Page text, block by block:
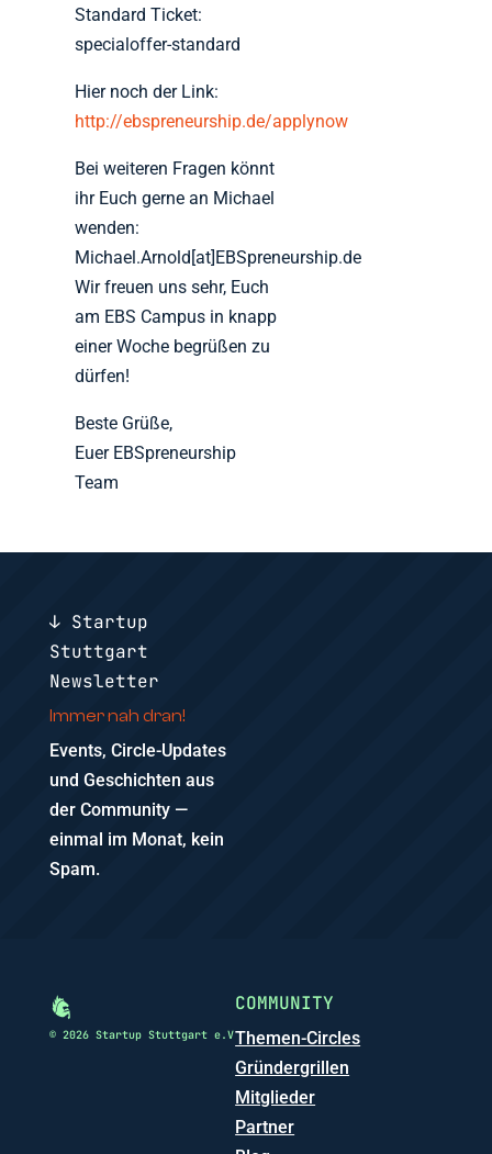
Standard Ticket:
specialoffer-standard
Hier noch der Link:
http://ebspreneurship.de/applynow
Bei weiteren Fragen könnt
ihr Euch gerne an Michael
wenden:
Michael.Arnold[at]EBSpreneurship.de
Wir freuen uns sehr, Euch
am EBS Campus in knapp
einer Woche begrüßen zu
dürfen!
Beste Grüße,
Euer EBSpreneurship
Team
↓ Startup
Stuttgart
Newsletter
Immer nah dran!
Events, Circle-Updates
und Geschichten aus
der Community —
einmal im Monat, kein
Spam.
© 2026 Startup Stuttgart e.V
COMMUNITY
Themen-Circles
Gründergrillen
Mitglieder
Partner